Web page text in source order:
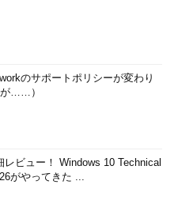
のサポートポリシーが変わり
が……）
レビュー！ Windows 10 Technical
がやってきた ...